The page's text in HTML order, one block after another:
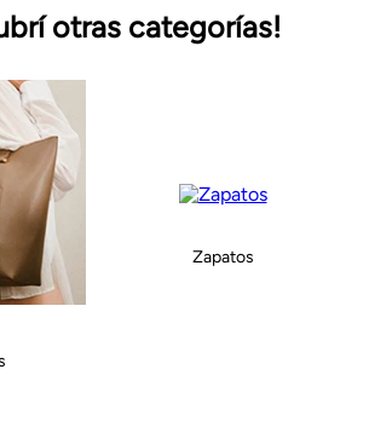
otras categorías!
Zapatos